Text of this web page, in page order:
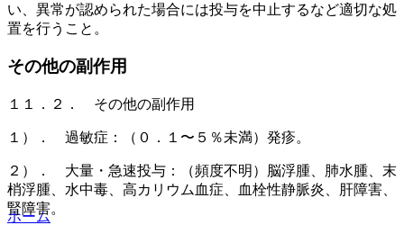
い、異常が認められた場合には投与を中止するなど適切な処
置を行うこと。
その他の副作用
１１．２． その他の副作用
１）． 過敏症：（０．１〜５％未満）発疹。
２）． 大量・急速投与：（頻度不明）脳浮腫、肺水腫、末
梢浮腫、水中毒、高カリウム血症、血栓性静脈炎、肝障害、
腎障害。
ホーム